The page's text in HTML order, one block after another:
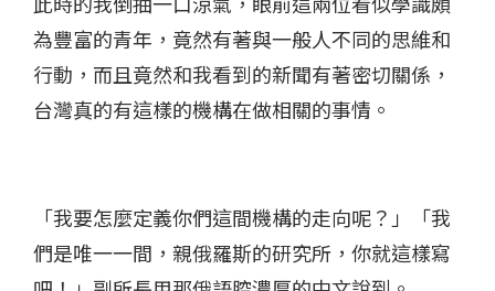
為豐富的青年，竟然有著與一般人不同的思維和
行動，而且竟然和我看到的新聞有著密切關係，
台灣真的有這樣的機構在做相關的事情。
「我要怎麼定義你們這間機構的走向呢？」「我
們是唯一一間，親俄羅斯的研究所，你就這樣寫